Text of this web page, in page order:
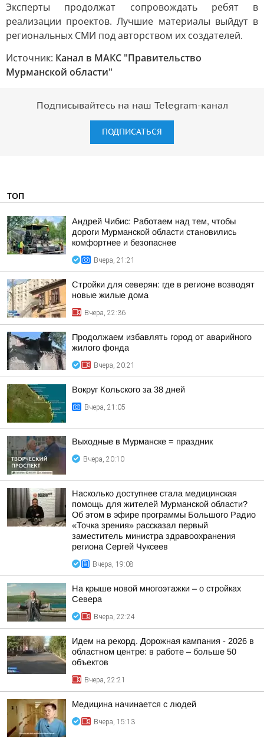
Эксперты продолжат сопровождать ребят в
реализации проектов. Лучшие материалы выйдут в
региональных СМИ под авторством их создателей.
Источник: Канал в МАКС "Правительство
Мурманской области"
Подписывайтесь на наш Telegram-канал
ПОДПИСАТЬСЯ
ТОП
Андрей Чибис: Работаем над тем, чтобы
дороги Мурманской области становились
комфортнее и безопаснее
Вчера, 21:21
Стройки для северян: где в регионе возводят
новые жилые дома
Вчера, 22:36
Продолжаем избавлять город от аварийного
жилого фонда
Вчера, 20:21
Вокруг Кольского за 38 дней
Вчера, 21:05
Выходные в Мурманске = праздник
Вчера, 20:10
Насколько доступнее стала медицинская
помощь для жителей Мурманской области?
Об этом в эфире программы Большого Радио
«Точка зрения» рассказал первый
заместитель министра здравоохранения
региона Сергей Чуксеев
Вчера, 19:08
На крыше новой многоэтажки – о стройках
Севера
Вчера, 22:24
Идем на рекорд. Дорожная кампания - 2026 в
областном центре: в работе – больше 50
объектов
Вчера, 22:21
Медицина начинается с людей
Вчера, 15:13